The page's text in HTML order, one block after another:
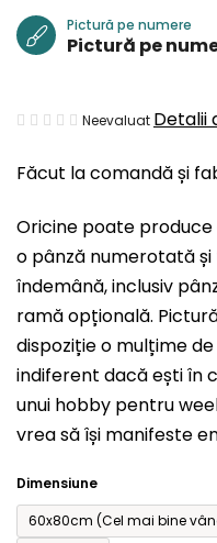
Făcut la comandă și
Oricine poate
o pânză numerotată
îndemână, inclusiv
ramă opțională.
dispoziție o mulțime
indiferent dacă ești în
unui hobby pentru
vrea să își manifeste
Dimensiune
60x80cm (Cel mai bine
Pictură pe numere
Pictură pe
Evaluarea
a
este
0,0
din
5
stele.
Neevaluat Detalii